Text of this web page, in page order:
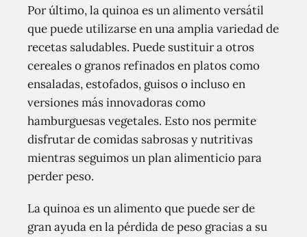
Por último, la quinoa es un alimento versátil
que puede utilizarse en una amplia variedad de
recetas saludables. Puede sustituir a otros
cereales o granos refinados en platos como
ensaladas, estofados, guisos o incluso en
versiones más innovadoras como
hamburguesas vegetales. Esto nos permite
disfrutar de comidas sabrosas y nutritivas
mientras seguimos un plan alimenticio para
perder peso.
La quinoa es un alimento que puede ser de
gran ayuda en la pérdida de peso gracias a su